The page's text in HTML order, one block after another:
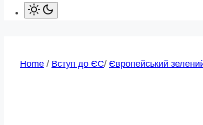
Home / Вступ до ЄС/ Європейський